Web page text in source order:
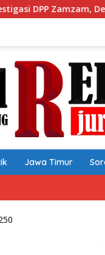
dan Satpol
Jawa Timur